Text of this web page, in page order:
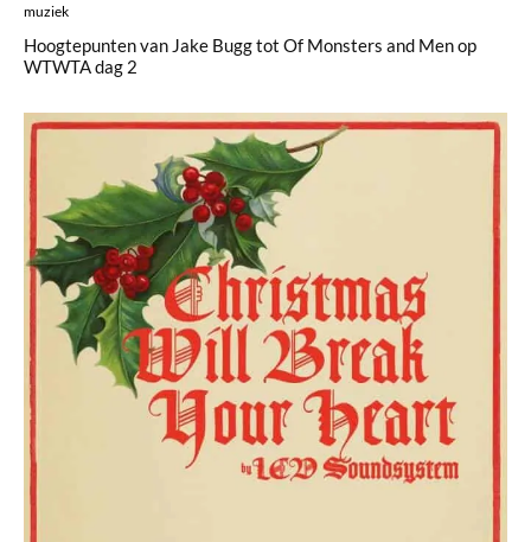
muziek
Hoogtepunten van Jake Bugg tot Of Monsters and Men op
WTWTA dag 2